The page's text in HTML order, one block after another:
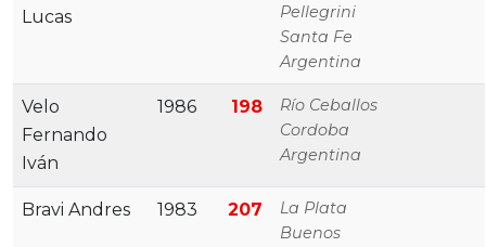
Lucas
Pellegrini
Santa Fe
Argentina
Velo
Fernando
Iván
1986 198
Río Ceballos
Cordoba
Argentina
Bravi Andres 1983 207
La Plata
Buenos